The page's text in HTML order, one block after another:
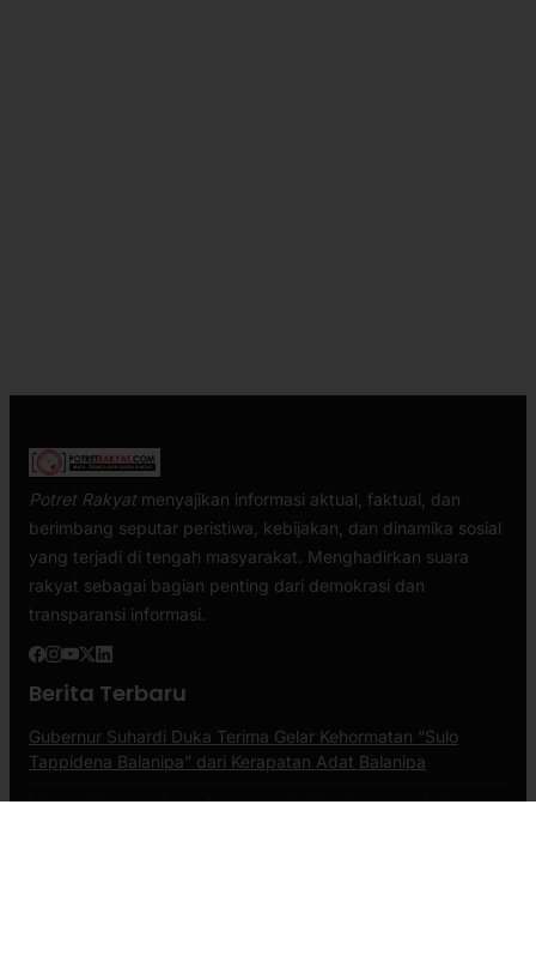
Potret Rakyatmenyajikan informasi aktual, faktual, dan
berimbang seputar peristiwa, kebijakan, dan dinamika sosial
yang terjadi di tengah masyarakat. Menghadirkan suara
rakyat sebagai bagian penting dari demokrasi dan
transparansi informasi.
Berita Terbaru
Gubernur Suhardi Duka Terima Gelar Kehormatan “Sulo
Tappidena Balanipa” dari Kerapatan Adat Balanipa
Momen Kemerdekaan Rawan Isu SARA, Pemprov Sulbar